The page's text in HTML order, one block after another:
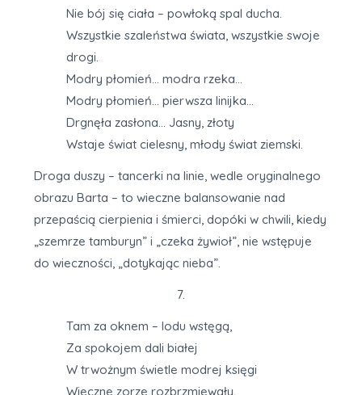
Nie bój się ciała – powłoką spal ducha.
Wszystkie szaleństwa świata, wszystkie swoje
drogi.
Modry płomień… modra rzeka…
Modry płomień… pierwsza linijka…
Drgnęła zasłona… Jasny, złoty
Wstaje świat cielesny, młody świat ziemski.
Droga duszy – tancerki na linie, wedle oryginalnego
obrazu Barta – to wieczne balansowanie nad
przepaścią cierpienia i śmierci, dopóki w chwili, kiedy
„szemrze tamburyn” i „czeka żywioł”, nie wstępuje
do wieczności, „dotykając nieba”.
7.
Tam za oknem – lodu wstęgą,
Za spokojem dali białej
W trwożnym świetle modrej księgi
Wieczne zorze rozbrzmiewały.